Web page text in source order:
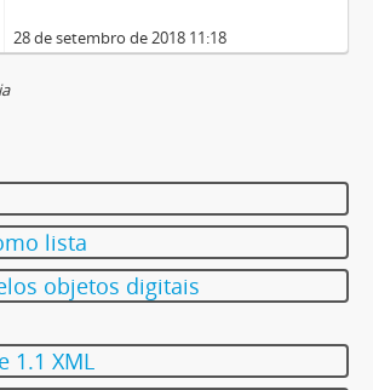
28 de setembro de 2018 11:18
lista
objetos digitais
1.1 XML